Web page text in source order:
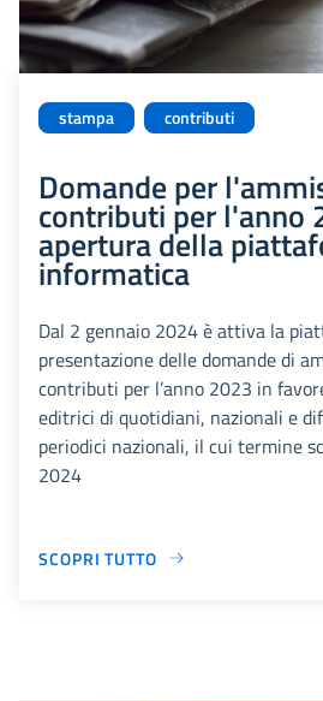
stampa contributi
Domande per
contributi per l'anno
apertura della
informatica
Dal 2 gennaio 2024 è attiva la
presentazione delle domande di
contributi per l’anno 2023 in
editrici di quotidiani, nazionali e
periodici nazionali, il cui termine
2024
SCOPRI TUTTO